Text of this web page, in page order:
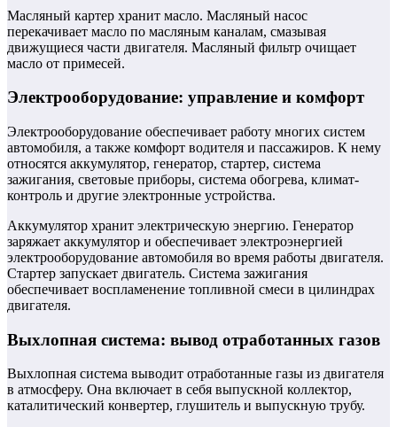
Масляный картер хранит масло. Масляный насос
перекачивает масло по масляным каналам, смазывая
движущиеся части двигателя. Масляный фильтр очищает
масло от примесей.
Электрооборудование: управление и комфорт
Электрооборудование обеспечивает работу многих систем
автомобиля, а также комфорт водителя и пассажиров. К нему
относятся аккумулятор, генератор, стартер, система
зажигания, световые приборы, система обогрева, климат-
контроль и другие электронные устройства.
Аккумулятор хранит электрическую энергию. Генератор
заряжает аккумулятор и обеспечивает электроэнергией
электрооборудование автомобиля во время работы двигателя.
Стартер запускает двигатель. Система зажигания
обеспечивает воспламенение топливной смеси в цилиндрах
двигателя.
Выхлопная система: вывод отработанных газов
Выхлопная система выводит отработанные газы из двигателя
в атмосферу. Она включает в себя выпускной коллектор,
каталитический конвертер, глушитель и выпускную трубу.